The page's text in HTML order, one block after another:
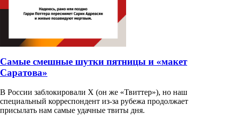
Самые смешные шутки пятницы и «макет
Саратова»
В России заблокировали X (он же «Твиттер»), но наш
специальный корреспондент из-за рубежа продолжает
присылать нам самые удачные твиты дня.